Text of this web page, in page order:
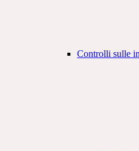
Controlli sulle